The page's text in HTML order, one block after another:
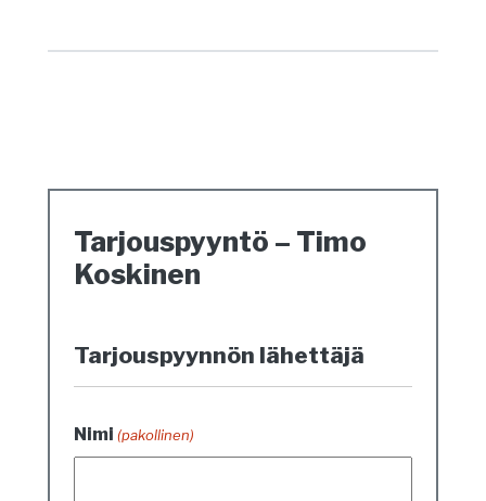
Tarjouspyyntö – Timo
Koskinen
Tarjouspyynnön lähettäjä
Nimi (pakollinen)